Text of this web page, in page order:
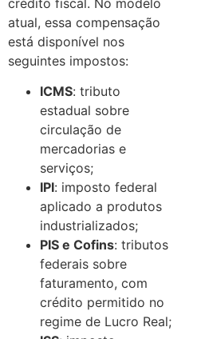
atual, essa compensação
está disponível nos
seguintes impostos:
ICMS: tributo
estadual sobre
circulação de
mercadorias e
serviços;
IPI: imposto federal
aplicado a produtos
industrializados;
PIS e Cofins: tributos
federais sobre
faturamento, com
crédito permitido no
regime de Lucro Real;